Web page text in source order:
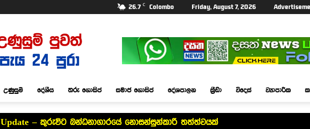
26.7 C Colombo Friday, August 7, 2026
Dasatha
Lanka
News
උණුසුම් දේශීය තරු ගොසිප් සමාජ ගොසිප් දේශපාලන ක්‍රීඩා විදෙස් ව්‍යාපාරික
Update – කුරුවිට බන්ධනාගාරයේ නොසන්සුන්කාරී තත්ත්වයක්